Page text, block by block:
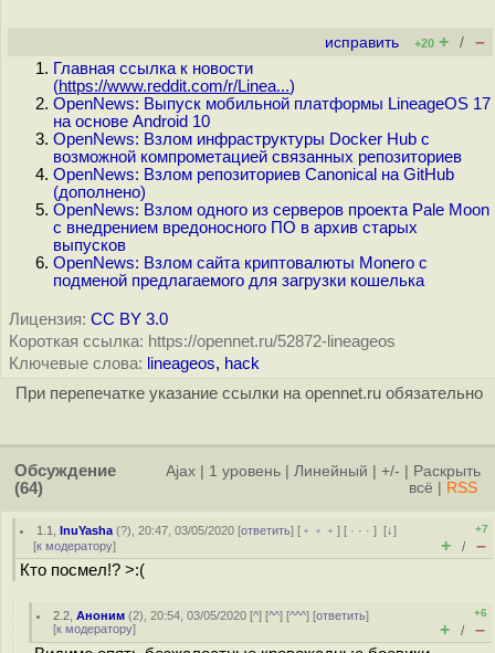
исправить +20 + / –
Главная ссылка к новости
(https://www.reddit.com/r/Linea...)
OpenNews: Выпуск мобильной платформы LineageOS 17
на основе Android 10
OpenNews: Взлом инфраструктуры Docker Hub с
возможной компрометацией связанных репозиториев
OpenNews: Взлом репозиториев Canonical на GitHub
(дополнено)
OpenNews: Взлом одного из серверов проекта Pale Moon
с внедрением вредоносного ПО в архив старых
выпусков
OpenNews: Взлом сайта криптовалюты Мonero с
подменой предлагаемого для загрузки кошелька
Лицензия: CC BY 3.0
Короткая ссылка: https://opennet.ru/52872-lineageos
Ключевые слова: lineageos, hack
При перепечатке указание ссылки на opennet.ru обязательно
Обсуждение
(64)
Ajax 1 уровень Линейный +/-
Раскрыть
всё
RSS
1.1 ,InuYasha (?), 20:47, 03/05/2020 [ответить] [ ﹢﹢﹢] [ · · ·][↓]
[к модератору]
+7
+ / –
Кто посмел!? >:(
2.2 ,Аноним (2), 20:54, 03/05/2020 [^] [^^] [^^^] [ответить]
[к модератору]
+6
+ / –